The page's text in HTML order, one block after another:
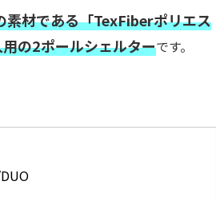
素材である「TexFiberポリエス
の2ポールシェルターです。